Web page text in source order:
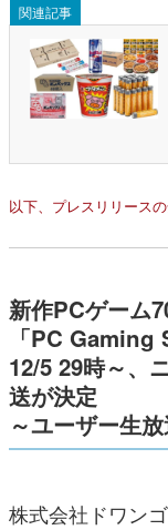
関連記事
以下、プレスリリース
新作PCゲーム
「PC Gaming
12/5 29時～、
送が決定
～ユーザー生
株式会社ドワン